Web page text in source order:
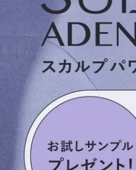
高嶋ちさ子プロデ
ノーベル化学賞受
「フラーレン
ROUSSY | ル